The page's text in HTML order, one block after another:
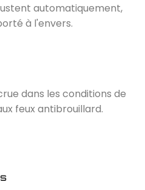
automatiquement,
à l'envers.
dans les conditions de
feux antibrouillard.